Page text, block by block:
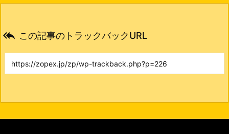
 この記事のトラックバックURL